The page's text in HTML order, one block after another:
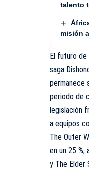
talento
misión
El futuro de
saga
permanece
periodo de
legislación
a equipos
The Outer
en un 25 %,
y The Elder